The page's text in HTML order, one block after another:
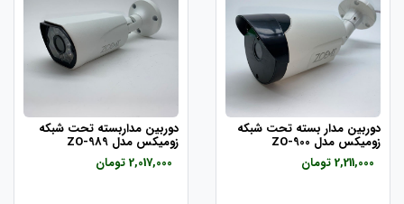
دوربین مدار بسته تحت شبکه
زومیکس مدل ZO-900
2,211,000 تومان
دوربین مداربسته تحت شبکه
زومیکس مدل ZO-989
2,017,000 تومان